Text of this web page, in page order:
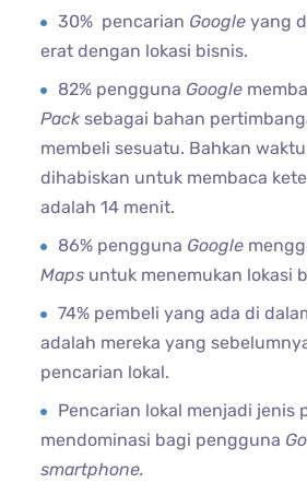
30% pencarian Googleyang
erat dengan lokasi bisnis.
82% pengguna Google
Packsebagai bahan
membeli sesuatu. Bahkan
dihabiskan untuk membaca
adalah 14 menit.
86% pengguna Google
Maps untuk menemukan lokasi
74% pembeli yang ada di
adalah mereka yang
pencarian lokal.
Pencarian lokal menjadi jenis
mendominasi bagi pengguna
smartphone.